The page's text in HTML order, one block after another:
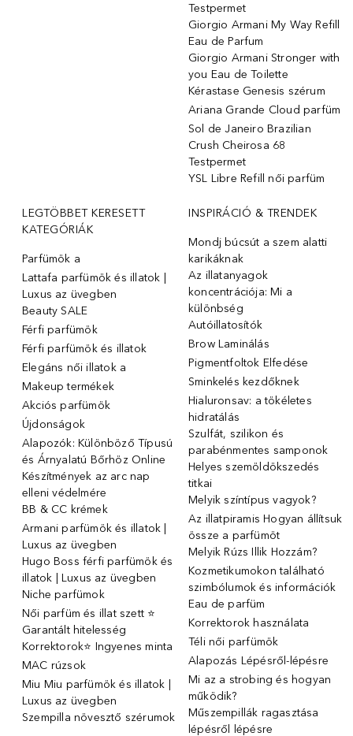
Testpermet
Giorgio Armani My Way Refill
Eau de Parfum
Giorgio Armani Stronger with
you Eau de Toilette
Kérastase Genesis szérum
Ariana Grande Cloud parfüm
Sol de Janeiro Brazilian
Crush Cheirosa 68
Testpermet
YSL Libre Refill női parfüm
LEGTÖBBET KERESETT
KATEGÓRIÁK
Parfümök ️a
Lattafa parfümök és illatok |
Luxus az üvegben
Beauty SALE
Férfi parfümök
Férfi parfümök és illatok
Elegáns női illatok ️a
Makeup termékek
Akciós parfümök
Újdonságok
Alapozók: Különböző Típusú
és Árnyalatú Bőrhöz Online
Készítmények az arc nap
elleni védelmére
BB & CC krémek
Armani parfümök és illatok |
Luxus az üvegben
Hugo Boss férfi parfümök és
illatok | Luxus az üvegben
Niche parfümok
Női parfüm és illat szett ⭐
Garantált hitelesség
Korrektorok⭐ Ingyenes minta
MAC rúzsok
Miu Miu parfümök és illatok |
Luxus az üvegben
Szempilla növesztő szérumok
INSPIRÁCIÓ & TRENDEK
Mondj búcsút a szem alatti
karikáknak
Az illatanyagok
koncentrációja: Mi a
különbség
Autóillatosítók
Brow Laminálás
Pigmentfoltok Elfedése
Sminkelés kezdőknek
Hialuronsav: a tökéletes
hidratálás
Szulfát, szilikon és
parabénmentes samponok
Helyes szemöldökszedés
titkai
Melyik színtípus vagyok?
Az illatpiramis Hogyan állítsuk
össze a parfümöt
Melyik Rúzs Illik Hozzám?
Kozmetikumokon található
szimbólumok és információk
Eau de parfüm
Korrektorok használata
Téli női parfümök
Alapozás Lépésről-lépésre
Mi az a strobing és hogyan
működik?
Műszempillák ragasztása
lépésről lépésre